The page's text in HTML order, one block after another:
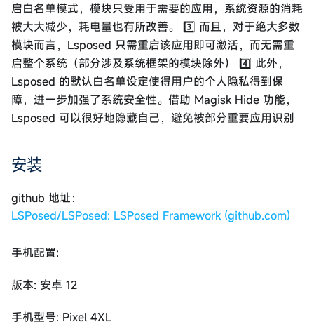
启白名单模式，模块只受用于需要的应用，系统资源的消耗
被大大减少，耗电量也有所改善。 3️⃣ 而且，对于绝大多数
模块而言，Lsposed 只需重启该应用即可激活，而无需重
启整个系统（部分涉及系统框架的模块除外） 4️⃣ 此外，
Lsposed 的默认白名单设定使得用户的个人隐私得到保
障，进一步加强了系统安全性。借助 Magisk Hide 功能，
Lsposed 可以很好地隐藏自己，避免被部分重要应用识别
安装
github 地址：
LSPosed/LSPosed: LSPosed Framework (github.com)
手机配置:
版本: 安卓 12
手机型号: Pixel 4XL